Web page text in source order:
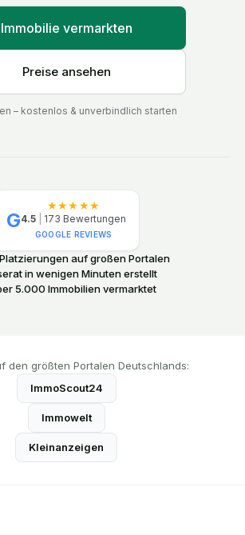
Immobilie vermarkten
Preise ansehen
– kostenlos & unverbindlich starten
G
★★★★★
4.5 173 Bewertungen
GOOGLE REVIEWS
auf großen Portalen
in wenigen Minuten erstellt
5.000 Immobilien vermarktet
den größten Portalen Deutschlands:
ImmoScout24
Immowelt
Kleinanzeigen